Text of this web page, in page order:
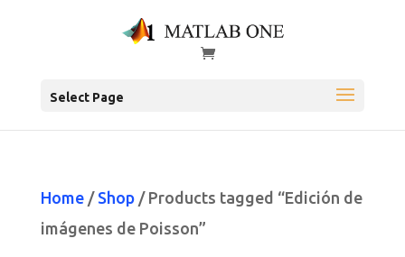
Select Page
Home/ Shop/ Products tagged “Edición de
imágenes de Poisson”